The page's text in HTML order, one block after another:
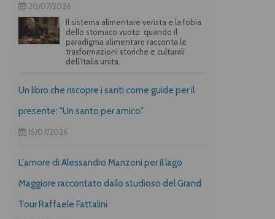
20/07/2026
Il sistema alimentare verista e la fobia
dello stomaco vuoto: quando il
paradigma alimentare racconta le
trasformazioni storiche e culturali
dell’Italia unita.
Un libro che riscopre i santi come guide per il
presente: "Un santo per amico"
15/07/2026
L'amore di Alessandro Manzoni per il lago
Maggiore raccontato dallo studioso del Grand
Tour Raffaele Fattalini